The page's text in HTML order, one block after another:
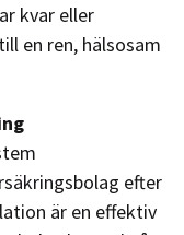
kvar eller
en ren, hälsosam
efter
är en effektiv